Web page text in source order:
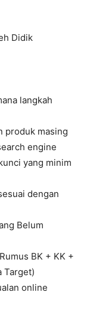
Didik
langkah
produk masing
engine
yang minim
dengan
Belum
BK + KK +
Target)
online